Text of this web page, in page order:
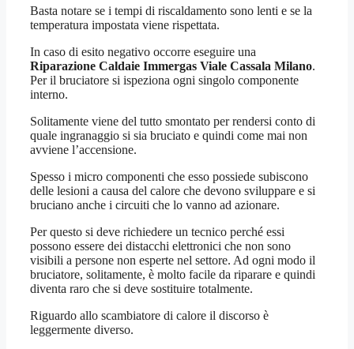
Basta notare se i tempi di riscaldamento sono lenti e se la
temperatura impostata viene rispettata.
In caso di esito negativo occorre eseguire una
Riparazione Caldaie Immergas Viale Cassala Milano.
Per il bruciatore si ispeziona ogni singolo componente
interno.
Solitamente viene del tutto smontato per rendersi conto di
quale ingranaggio si sia bruciato e quindi come mai non
avviene l’accensione.
Spesso i micro componenti che esso possiede subiscono
delle lesioni a causa del calore che devono sviluppare e si
bruciano anche i circuiti che lo vanno ad azionare.
Per questo si deve richiedere un tecnico perché essi
possono essere dei distacchi elettronici che non sono
visibili a persone non esperte nel settore. Ad ogni modo il
bruciatore, solitamente, è molto facile da riparare e quindi
diventa raro che si deve sostituire totalmente.
Riguardo allo scambiatore di calore il discorso è
leggermente diverso.